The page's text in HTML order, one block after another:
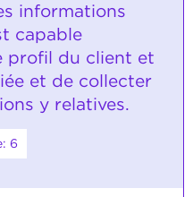
informations
capable
profil du client et
et de collecter
y relatives.
6